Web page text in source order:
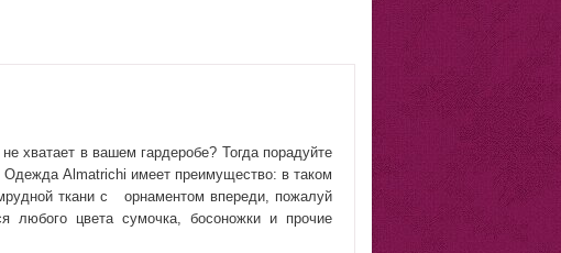
хватает в вашем гардеробе? Тогда порадуйте
Almatrichi имеет преимущество: в таком
ткани с орнаментом впереди, пожалуй
любого цвета сумочка, босоножки и прочие